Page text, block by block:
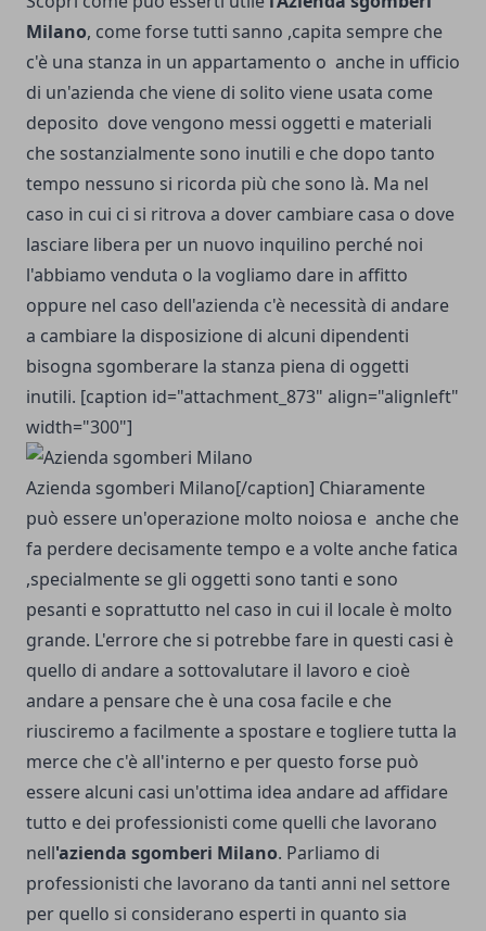
Milano, come forse tutti sanno ,capita sempre che
c'è una stanza in un appartamento o anche in ufficio
di un'azienda che viene di solito viene usata come
deposito dove vengono messi oggetti e materiali
che sostanzialmente sono inutili e che dopo tanto
tempo nessuno si ricorda più che sono là. Ma nel
caso in cui ci si ritrova a dover cambiare casa o dove
lasciare libera per un nuovo inquilino perché noi
l'abbiamo venduta o la vogliamo dare in affitto
oppure nel caso dell'azienda c'è necessità di andare
a cambiare la disposizione di alcuni dipendenti
bisogna sgomberare la stanza piena di oggetti
inutili. [caption id="attachment_873" align="alignleft"
width="300"]
Azienda sgomberi Milano[/caption] Chiaramente
può essere un'operazione molto noiosa e anche che
fa perdere decisamente tempo e a volte anche fatica
,specialmente se gli oggetti sono tanti e sono
pesanti e soprattutto nel caso in cui il locale è molto
grande. L'errore che si potrebbe fare in questi casi è
quello di andare a sottovalutare il lavoro e cioè
andare a pensare che è una cosa facile e che
riusciremo a facilmente a spostare e togliere tutta la
merce che c'è all'interno e per questo forse può
essere alcuni casi un'ottima idea andare ad affidare
tutto e dei professionisti come quelli che lavorano
nell'azienda sgomberi Milano. Parliamo di
professionisti che lavorano da tanti anni nel settore
per quello si considerano esperti in quanto sia